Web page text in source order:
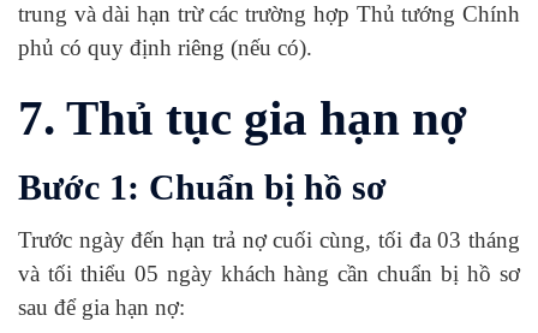
trung và dài hạn trừ các trường hợp Thủ tướng Chính
phủ có quy định riêng (nếu có).
7. Thủ tục gia hạn nợ
Bước 1: Chuẩn bị hồ sơ
Trước ngày đến hạn trả nợ cuối cùng, tối đa 03 tháng
và tối thiểu 05 ngày khách hàng cần chuẩn bị hồ sơ
sau để gia hạn nợ: